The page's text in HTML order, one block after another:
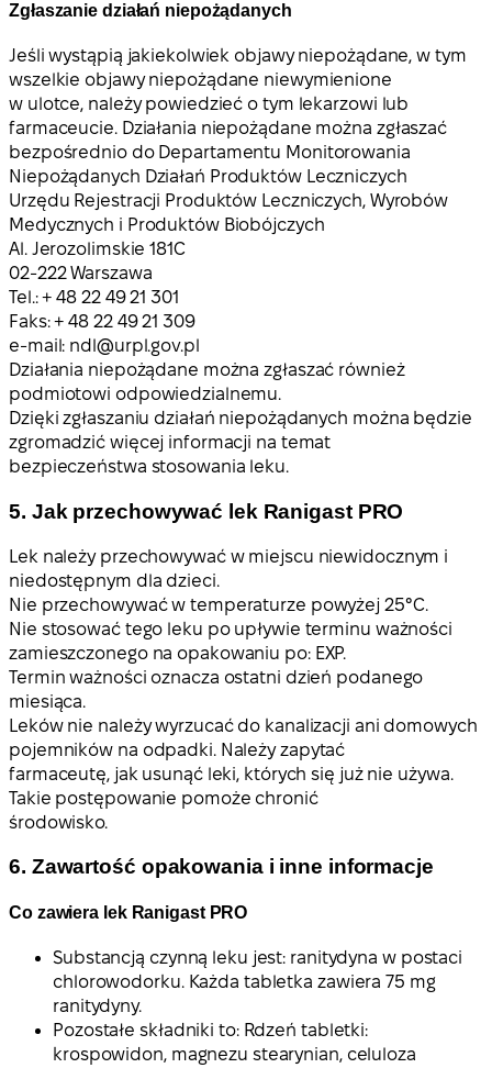
Zgłaszanie działań niepożądanych
Jeśli wystąpią jakiekolwiek objawy niepożądane, w tym
wszelkie objawy niepożądane niewymienione
w ulotce, należy powiedzieć o tym lekarzowi lub
farmaceucie. Działania niepożądane można zgłaszać
bezpośrednio do Departamentu Monitorowania
Niepożądanych Działań Produktów Leczniczych
Urzędu Rejestracji Produktów Leczniczych, Wyrobów
Medycznych i Produktów Biobójczych
Al. Jerozolimskie 181C
02-222 Warszawa
Tel.: + 48 22 49 21 301
Faks: + 48 22 49 21 309
e-mail: ndl@urpl.gov.pl
Działania niepożądane można zgłaszać również
podmiotowi odpowiedzialnemu.
Dzięki zgłaszaniu działań niepożądanych można będzie
zgromadzić więcej informacji na temat
bezpieczeństwa stosowania leku.
5. Jak przechowywać lek Ranigast PRO
Lek należy przechowywać w miejscu niewidocznym i
niedostępnym dla dzieci.
Nie przechowywać w temperaturze powyżej 25°C.
Nie stosować tego leku po upływie terminu ważności
zamieszczonego na opakowaniu po: EXP.
Termin ważności oznacza ostatni dzień podanego
miesiąca.
Leków nie należy wyrzucać do kanalizacji ani domowych
pojemników na odpadki. Należy zapytać
farmaceutę, jak usunąć leki, których się już nie używa.
Takie postępowanie pomoże chronić
środowisko.
6. Zawartość opakowania i inne informacje
Co zawiera lek Ranigast PRO
Substancją czynną leku jest: ranitydyna w postaci
chlorowodorku. Każda tabletka zawiera 75 mg
ranitydyny.
Pozostałe składniki to: Rdzeń tabletki:
krospowidon, magnezu stearynian, celuloza